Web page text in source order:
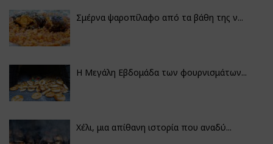
Σμέρνα ψαροπίλαφο από τα βάθη της ν...
Η Μεγάλη Εβδομάδα των φουρνισμάτων...
Χέλι, μια απίθανη ιστορία που αναδύ...